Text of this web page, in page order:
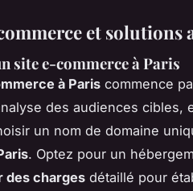
et solutions
site e-commerce à Paris
à Paris commence
des audiences cibles,
un nom de domaine
. Optez pour un
des charges détaillé pour